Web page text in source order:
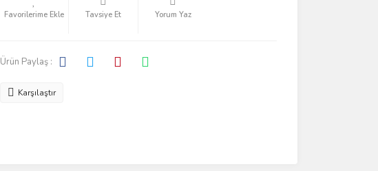
Tavsiye Et Yorum Yaz
Ürün Paylaş :
Karşılaştır